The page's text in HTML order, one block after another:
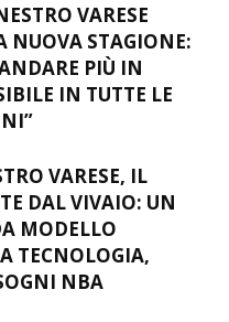
VARESE
NUOVA STAGIONE:
PIÙ IN
IN TUTTE LE
VARESE, IL
DAL VIVAIO: UN
MODELLO
TECNOLOGIA,
NBA